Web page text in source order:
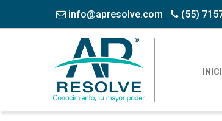
info@apresolve.com (55)